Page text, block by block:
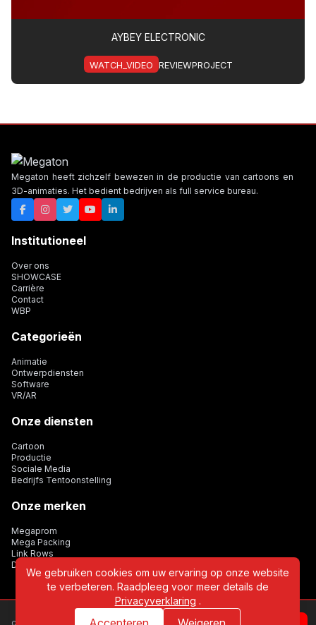
AYBEY ELECTRONIC
WATCH_VIDEO REVIEWPROJECT
Megaton heeft zichzelf bewezen in de productie van cartoons en
3D-animaties. Het bedient bedrijven als full service bureau.
Institutioneel
Over ons
SHOWCASE
Carrière
Contact
WBP
Categorieën
Animatie
Ontwerpdiensten
Software
VR/AR
Onze diensten
Cartoon
Productie
Sociale Media
Bedrijfs Tentoonstelling
Onze merken
Megaprom
Mega Packing
Link Rows
Dijital Card
copyright
We gebruiken cookies om uw ervaring op onze website
te verbeteren. Raadpleeg voor meer details de
Privacyverklaring .